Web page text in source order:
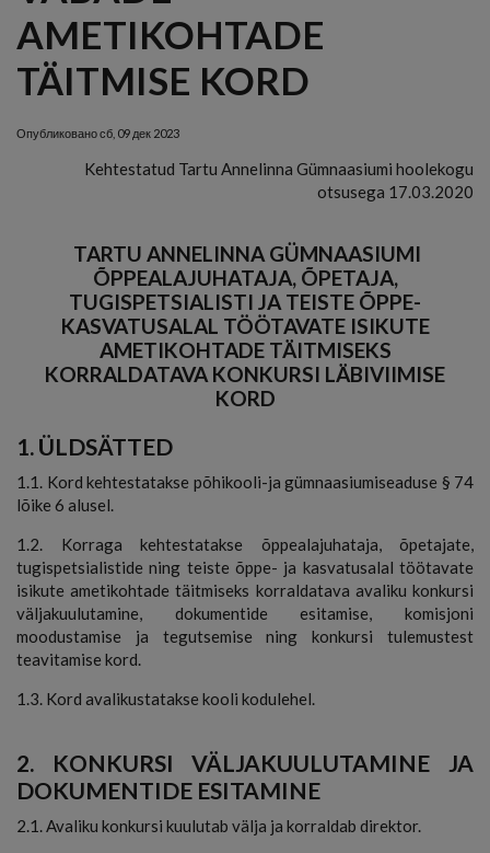
AMETIKOHTADE
TÄITMISE KORD
Опубликованосб, 09 дек 2023
Kehtestatud Tartu Annelinna Gümnaasiumi hoolekogu
otsusega 17.03.2020
TARTU ANNELINNA GÜMNAASIUMI
ÕPPEALAJUHATAJA, ÕPETAJA,
TUGISPETSIALISTI JA TEISTE ÕPPE-
KASVATUSALAL TÖÖTAVATE ISIKUTE
AMETIKOHTADE TÄITMISEKS
KORRALDATAVA KONKURSI LÄBIVIIMISE
KORD
1. ÜLDSÄTTED
1.1. Kord kehtestatakse põhikooli-ja gümnaasiumiseaduse § 74
lõike 6 alusel.
1.2. Korraga kehtestatakse õppealajuhataja, õpetajate,
tugispetsialistide ning teiste õppe- ja kasvatusalal töötavate
isikute ametikohtade täitmiseks korraldatava avaliku konkursi
väljakuulutamine, dokumentide esitamise, komisjoni
moodustamise ja tegutsemise ning konkursi tulemustest
teavitamise kord.
1.3. Kord avalikustatakse kooli kodulehel.
2. KONKURSI VÄLJAKUULUTAMINE JA
DOKUMENTIDE ESITAMINE
2.1. Avaliku konkursi kuulutab välja ja korraldab direktor.